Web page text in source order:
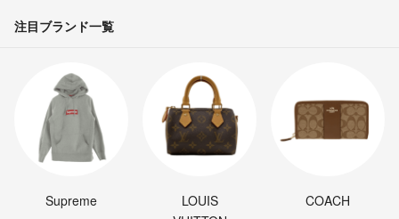
注目ブランド一覧
Supreme
LOUIS
COACH